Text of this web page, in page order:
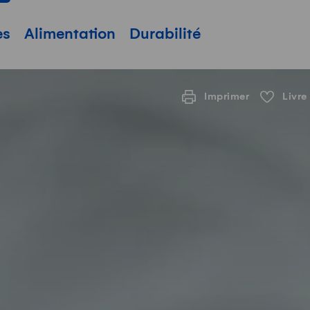
Alimentation Durabilité
Imprimer Livre